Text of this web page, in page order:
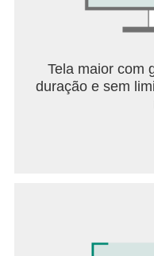
Tela maior com
duração e sem